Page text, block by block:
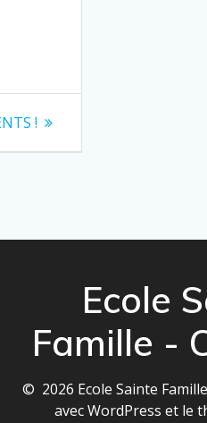
!
Ecole
Famille -
© 2026 Ecole Sainte
avec WordPress et le